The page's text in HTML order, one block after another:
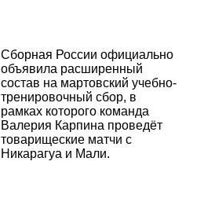
Сборная России официально
объявила расширенный
состав на мартовский учебно-
тренировочный сбор, в
рамках которого команда
Валерия Карпина проведёт
товарищеские матчи с
Никарагуа и Мали.